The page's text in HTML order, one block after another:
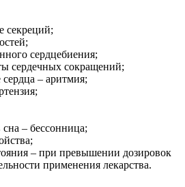
секреций;
сердцебиения;
сердечных сокращений;
– аритмия;
– бессонница;
– при превышении дозировок
применения лекарства.